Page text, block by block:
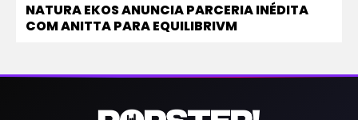
NATURA EKOS ANUNCIA PARCERIA INÉDITA
COM ANITTA PARA EQUILIBRIVM